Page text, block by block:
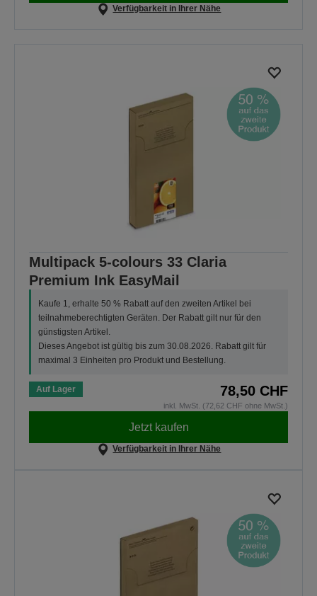
Verfügbarkeit in Ihrer Nähe
Multipack 5-colours 33 Claria
Premium Ink EasyMail
Kaufe 1, erhalte 50 % Rabatt auf den zweiten Artikel bei
teilnahmeberechtigten Geräten. Der Rabatt gilt nur für den
günstigsten Artikel.
Dieses Angebot ist gültig bis zum 30.08.2026. Rabatt gilt für
maximal 3 Einheiten pro Produkt und Bestellung.
Auf Lager 78,50 CHF
inkl. MwSt. (72,62 CHF ohne MwSt.)
Jetzt kaufen
Verfügbarkeit in Ihrer Nähe